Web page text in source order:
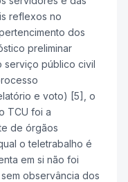
reflexos no
dos
preliminar
serviço público civil
e voto) [5], o
TCU foi a
de órgãos
o teletrabalho é
em si não foi
observância dos